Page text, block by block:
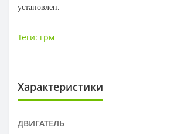
установлен.
Теги: грм
Характеристики
ДВИГАТЕЛЬ